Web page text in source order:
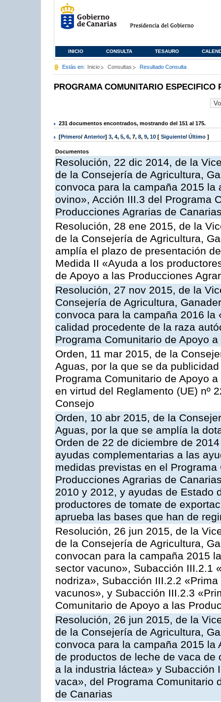
INICIO CONSULTA TESAURO
Estás en: Inicio Consultas Resultado Consulta
PROGRAMA COMUNITARIO ESPECIFICO
231 documentos encontrados, mostrando del 151 al 175.
[Primero/ Anterior] 3, 4, 5, 6, 7, 8, 9, 10 [ Siguiente/ Último ]
Documentos
Resolución, 22 dic 2014, de la
de la Consejería de Agricultura,
convoca para la campaña 2015
ovino», Acción III.3 del Programa
Producciones Agrarias de
Resolución, 28 ene 2015, de la
de la Consejería de Agricultura,
amplía el plazo de presentación
Medida II «Ayuda a los
de Apoyo a las Producciones
Resolución, 27 nov 2015, de la
Consejería de Agricultura,
convoca para la campaña 2016
calidad procedente de la raza
Programa Comunitario de Apoyo
Orden, 11 mar 2015, de la
Aguas, por la que se da
Programa Comunitario de Apoyo
en virtud del Reglamento (UE) nº
Consejo
Orden, 10 abr 2015, de la
Aguas, por la que se amplía la
Orden de 22 de diciembre de
ayudas complementarias a las
medidas previstas en el
Producciones Agrarias de
2010 y 2012, y ayudas de Estado
productores de tomate de
aprueba las bases que han de
Resolución, 26 jun 2015, de la
de la Consejería de Agricultura,
convocan para la campaña 2015
sector vacuno», Subacción III.2.1
nodriza», Subacción III.2.2
vacunos», y Subacción III.2.3
Comunitario de Apoyo a las
Resolución, 26 jun 2015, de la
de la Consejería de Agricultura,
convoca para la campaña 2015
de productos de leche de vaca
a la industria láctea» y Subacción
vaca», del Programa Comunitario
de Canarias